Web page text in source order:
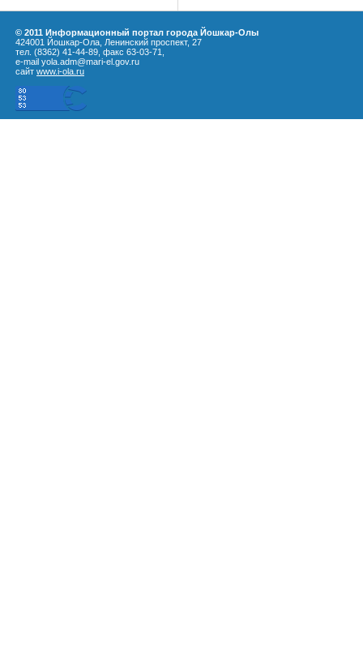
© 2011 Информационный портал города Йошкар-Олы
424001 Йошкар-Ола, Ленинский проспект, 27
тел. (8362) 41-44-89, факс 63-03-71,
e-mail yola.adm@mari-el.gov.ru
сайт www.i-ola.ru